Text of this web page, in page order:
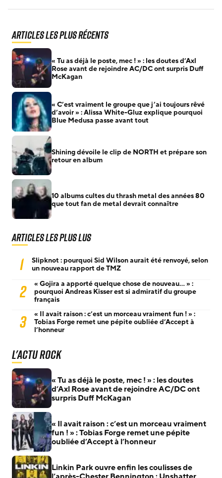
Articles les plus récents
« Tu as déjà le poste, mec ! » : les doutes d’Axl
Rose avant de rejoindre AC/DC ont surpris Duff
McKagan
« C’est vraiment le groupe que j’ai toujours rêvé
d’avoir » : Alissa White-Gluz explique pourquoi
Blue Medusa passe avant tout
Shining dévoile le clip de NORTH et prépare son
retour en album
10 albums cultes du thrash metal des années 80
que tout fan de metal devrait connaître
Articles les plus lus
1
Slipknot : pourquoi Sid Wilson aurait été renvoyé, selon
un nouveau rapport de TMZ
2
« Gojira a apporté quelque chose de nouveau… » :
pourquoi Andreas Kisser est si admiratif du groupe
français
3
« Il avait raison : c’est un morceau vraiment fun ! » :
Tobias Forge remet une pépite oubliée d’Accept à
l’honneur
L'actu Rock
« Tu as déjà le poste, mec ! » : les doutes
d’Axl Rose avant de rejoindre AC/DC ont
surpris Duff McKagan
« Il avait raison : c’est un morceau vraiment
fun ! » : Tobias Forge remet une pépite
oubliée d’Accept à l’honneur
Linkin Park ouvre enfin les coulisses de